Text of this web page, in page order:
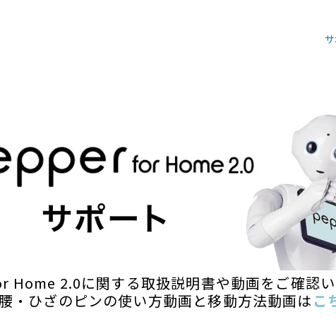
Home 2.0に関する取扱説明書や動画をご確認
・ひざのピンの使い方動画と移動方法動画は こ